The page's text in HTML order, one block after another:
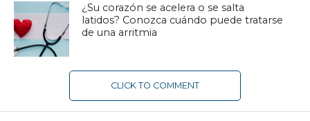
¿Su corazón se acelera o se salta
latidos? Conozca cuándo puede tratarse
de una arritmia
CLICK TO COMMENT